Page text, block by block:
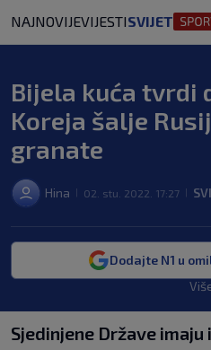
NAJNOVIJEVIJESTISVIJET
Bijela kuća tvrdi
Koreja šalje
granate
Hina 02. stu. 2022. 17:27
Dodajte N1 u
Sjedinjene Države